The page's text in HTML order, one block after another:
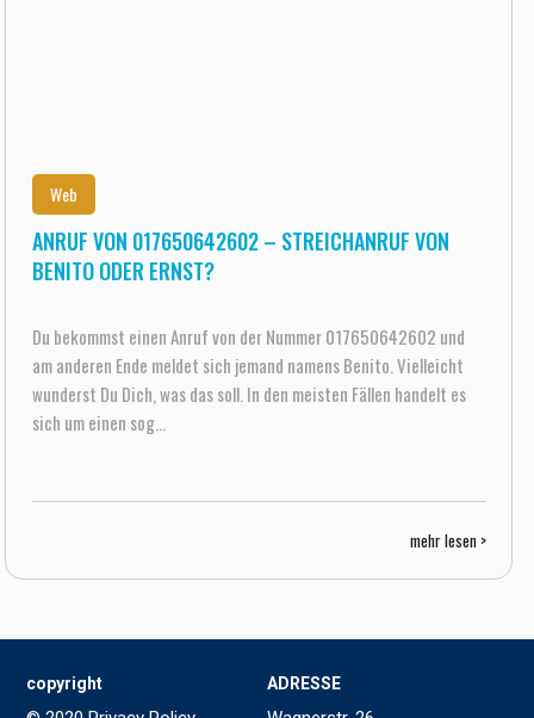
Web
ANRUF VON 017650642602 – STREICHANRUF VON
BENITO ODER ERNST?
Du bekommst einen Anruf von der Nummer 017650642602 und
am anderen Ende meldet sich jemand namens Benito. Vielleicht
wunderst Du Dich, was das soll. In den meisten Fällen handelt es
sich um einen sog...
mehr lesen >
copyright ADRESSE